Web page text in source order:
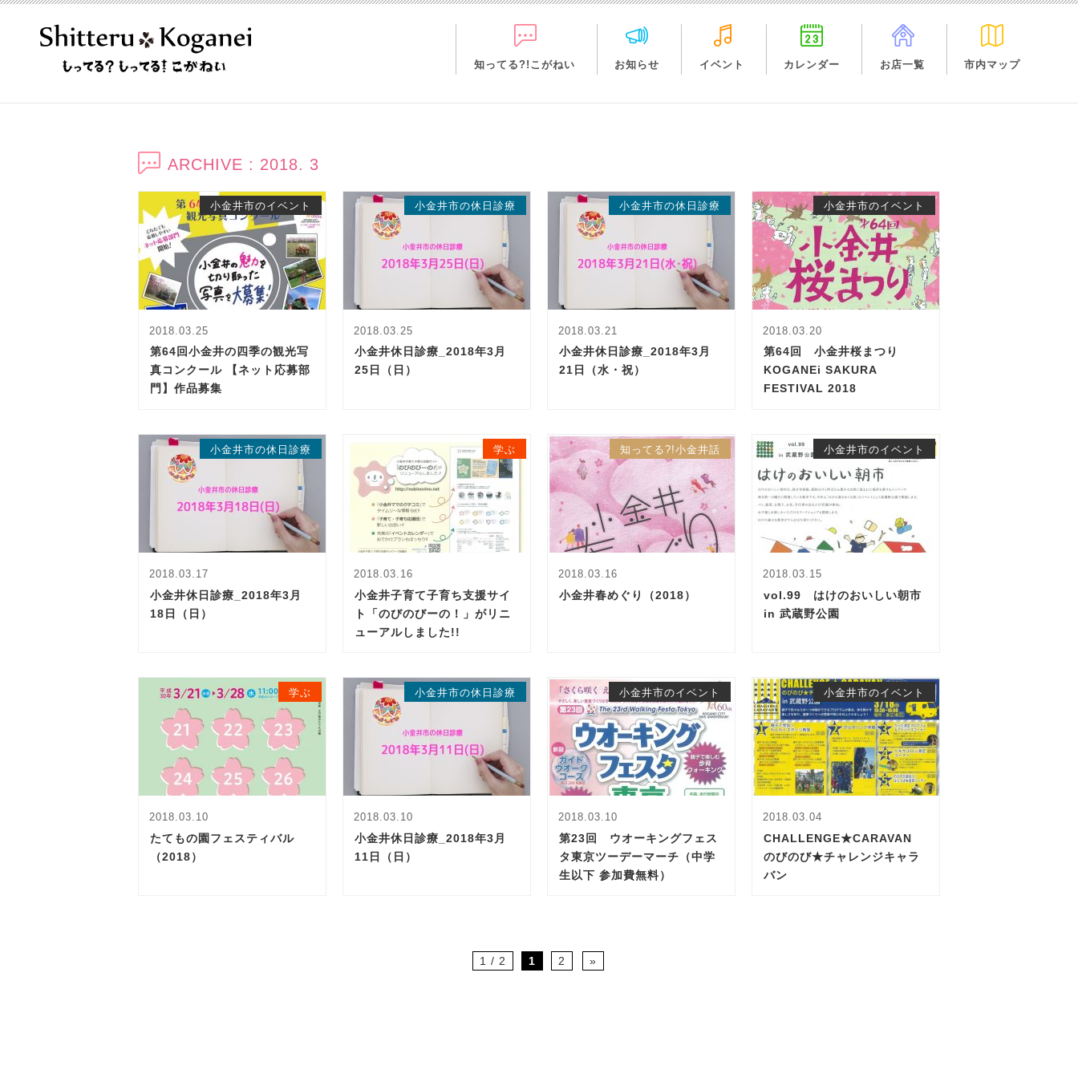
知ってる?!こがねい お知らせ イベント カレンダー お店一覧 市内マップ
ARCHIVE : 2018. 3
2018.03.25
第64回小金井の四季の観光写
真コンクール 【ネット応募部
門】作品募集
小金井市のイベント
2018.03.25
小金井休日診療_2018年3月
25日（日）
小金井市の休日診療
2018.03.21
小金井休日診療_2018年3月
21日（水・祝）
小金井市の休日診療
2018.03.20
第64回 小金井桜まつり
KOGANEi SAKURA
FESTIVAL 2018
小金井市のイベント
2018.03.17
小金井休日診療_2018年3月
18日（日）
小金井市の休日診療
2018.03.16
小金井子育て子育ち支援サイ
ト「のびのびーの！」がリニ
ューアルしました!!
学ぶ
2018.03.16
小金井春めぐり（2018）
知ってる?!小金井話
2018.03.15
vol.99 はけのおいしい朝市
in 武蔵野公園
小金井市のイベント
2018.03.10
たてもの園フェスティバル
（2018）
学ぶ
2018.03.10
小金井休日診療_2018年3月
11日（日）
小金井市の休日診療
2018.03.10
第23回 ウオーキングフェス
タ東京ツーデーマーチ（中学
生以下 参加費無料）
小金井市のイベント
2018.03.04
CHALLENGE★CARAVAN
のびのび★チャレンジキャラ
バン
小金井市のイベント
1 / 2 1 2 »